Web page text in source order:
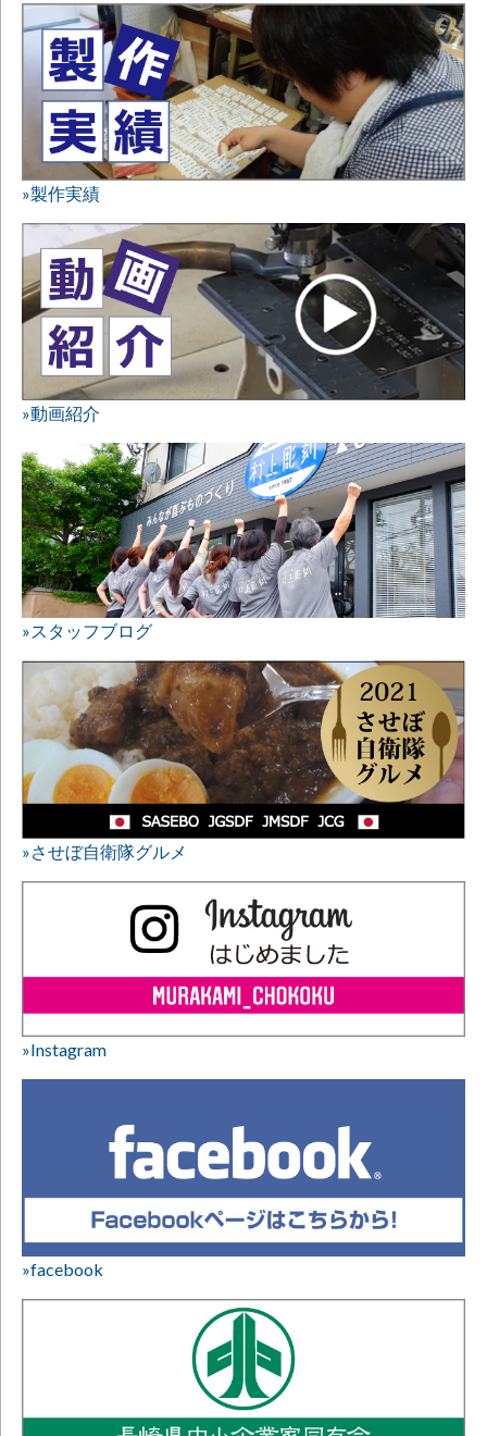
»製作実績
»動画紹介
»スタッフブログ
»させぼ自衛隊グルメ
»Instagram
»facebook